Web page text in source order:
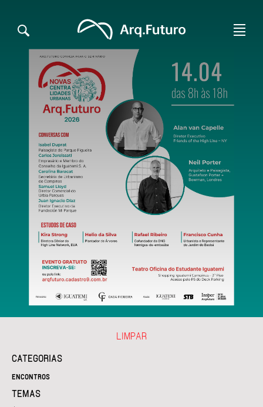
CATEGORIAS
ENCONTROS
TEMAS
LIMPAR